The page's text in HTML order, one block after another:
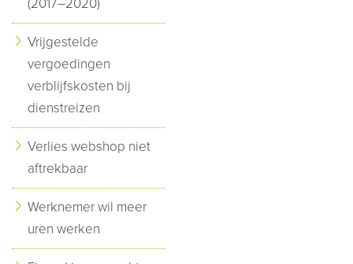
(2017–2020)
Vrijgestelde
vergoedingen
verblijfskosten bij
dienstreizen
Verlies webshop niet
aftrekbaar
Werknemer wil meer
uren werken